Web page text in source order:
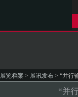
展览档案 > 展讯发布 > “并行
“并